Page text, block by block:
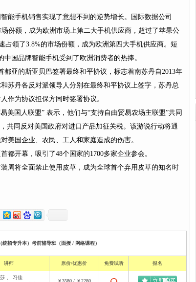
能手机销售实现了意想不到的逆势增长。国际数据公司
份额，成为欧洲市场上第二大手机供应商，超过了苹果公
占领了3.8%的市场份额，成为欧洲第四大手机供应商。短
国品牌智能手机受到了欧洲消费者的热捧。
都亚的斯亚贝巴签署最终和平协议，标志着南苏丹自2013年
苏丹各反对派领导人分别在最终和平协议上签字，苏丹总
作为协议担保方同时签署协议。
美国人联盟” 表示，他们与“支持自由贸易农场主联盟”共同
共同反对美国政府对进口产品加征关税。该游说行动将通
美国企业、农民、工人和家庭造成的伤害。
都开幕，吸引了48个国家的1700多家企业参会。
将全面禁止使用皮草，成为全球首个弃用皮草的知名时
招专升本）考前辅导班（面授 / 网络课程）
讲师 原价/优惠价 免费试听 报名
习佳
￥3580 / ￥2280